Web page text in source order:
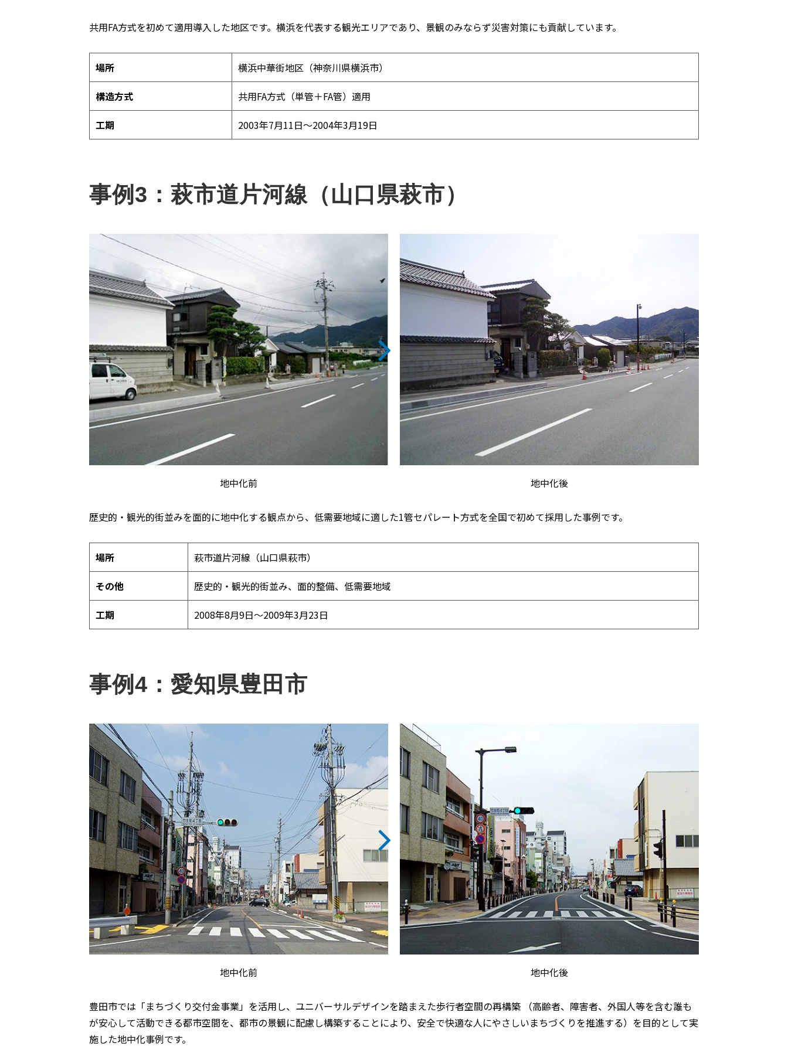
共用FA方式を初めて適用導入した地区です。横浜を代表する観光エリアであり、景観のみならず災害対策にも貢献しています。
場所 横浜中華街地区（神奈川県横浜市）
構造方式 共用FA方式（単管＋FA管）適用
工期 2003年7月11日～2004年3月19日
事例3：萩市道片河線（山口県萩市）
地中化前 地中化後
歴史的・観光的街並みを面的に地中化する観点から、低需要地域に適した1管セパレート方式を全国で初めて採用した事例です。
場所 萩市道片河線（山口県萩市）
その他 歴史的・観光的街並み、面的整備、低需要地域
工期 2008年8月9日～2009年3月23日
事例4：愛知県豊田市
地中化前 地中化後
豊田市では「まちづくり交付金事業」を活用し、ユニバーサルデザインを踏まえた歩行者空間の再構築 （高齢者、障害者、外国人等を含む誰も
が安心して活動できる都市空間を、都市の景観に配慮し構築することにより、安全で快適な人にやさしいまちづくりを推進する）を目的として実
施した地中化事例です。